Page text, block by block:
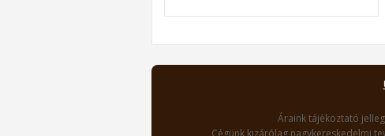
Áraink tájékoztató
Cégünk kizárólag nagykereskedelmi